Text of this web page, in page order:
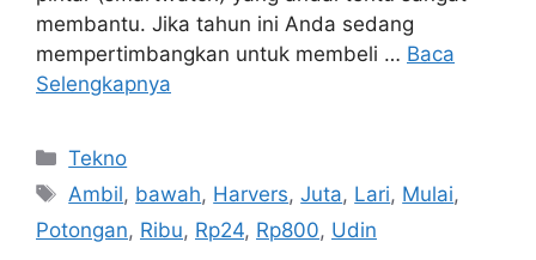
memiliki pelacak kebugaran atau jam tangan
pintar (smartwatch) yang andal tentu sangat
membantu. Jika tahun ini Anda sedang
Kategori
Tekno
Tag
Ambil, bawah,Harvers,Juta,Lari